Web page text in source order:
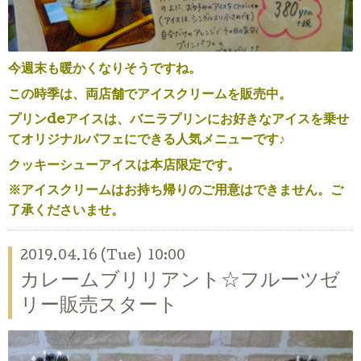
今週末も暖かくなりそうですね。
この時季は、両店舗でアイスクリームを販売中。
プリンdeアイスは、バニラプリンにお好きなアイスを乗せ
てオリジナルパフェにできる人気メニューです♪
クッキーシューアイスは本店限定です。
※アイスクリームはお持ち帰りのご用意はできません。ご
了承くださいませ。
2019.04.16 (Tue) 10:00
カレームブリリアント☆フルーツゼ
リー販売スタート